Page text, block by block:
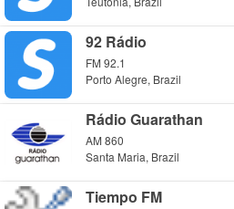
92 Rádio
FM 92.1
Porto Alegre, Brazil
Rádio Guarathan
AM 860
Santa Maria, Brazil
Tiempo FM